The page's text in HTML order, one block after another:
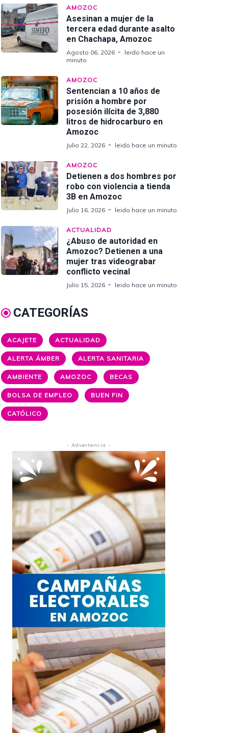
AMOZOC
Asesinan a mujer de la
tercera edad durante asalto
en Chachapa, Amozoc
Agosto 06, 2026
leido hace un
minuto
AMOZOC
Sentencian a 10 años de
prisión a hombre por
posesión ilícita de 3,880
litros de hidrocarburo en
Amozoc
Julio 22, 2026 leido hace un minuto
AMOZOC
Detienen a dos hombres por
robo con violencia a tienda
3B en Amozoc
Julio 16, 2026 leido hace un minuto
ACTUALIDAD
¿Abuso de autoridad en
Amozoc? Detienen a una
mujer tras videograbar
conflicto vecinal
Julio 15, 2026 leido hace un minuto
CATEGORÍAS
ACAJETE ACTUALIDAD
ALERTA ÁMBER ALERTA SANITARIA
AMBIENTE AMOZOC BECAS
BOLSA DE EMPLEO BUEN FIN
CATÓLICO
- Advertencia -